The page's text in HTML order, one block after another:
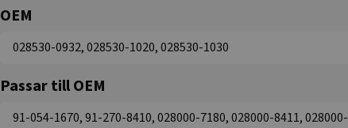
OEM
028530-0932, 028530-1020, 028530-1030
Passar till OEM
91-054-1670, 91-270-8410, 028000-7180, 028000-8411,